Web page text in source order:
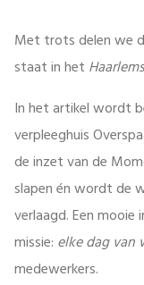
Met trots delen we
staat in het
In het artikel wordt
verpleeghuis
de inzet van de
slapen én wordt de
verlaagd. Een
missie: elke dag van
medewerkers.